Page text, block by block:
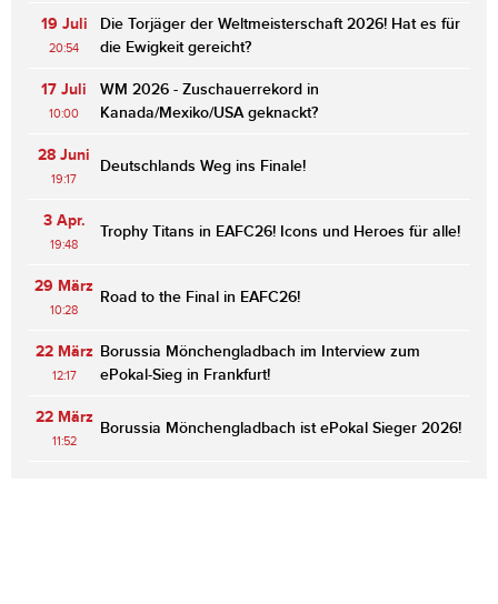
19 Juli
20:54
Die Torjäger der Weltmeisterschaft 2026! Hat es für
die Ewigkeit gereicht?
17 Juli
10:00
WM 2026 - Zuschauerrekord in
Kanada/Mexiko/USA geknackt?
28 Juni
19:17
Deutschlands Weg ins Finale!
3 Apr.
19:48
Trophy Titans in EAFC26! Icons und Heroes für alle!
29 März
10:28
Road to the Final in EAFC26!
22 März
12:17
Borussia Mönchengladbach im Interview zum
ePokal-Sieg in Frankfurt!
22 März
11:52
Borussia Mönchengladbach ist ePokal Sieger 2026!